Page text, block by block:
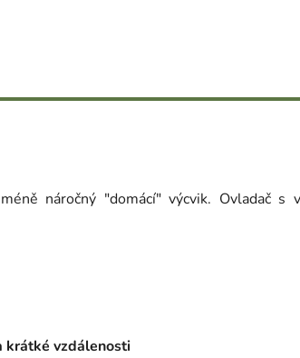
náročný "domácí" výcvik. Ovladač s
krátké vzdálenosti